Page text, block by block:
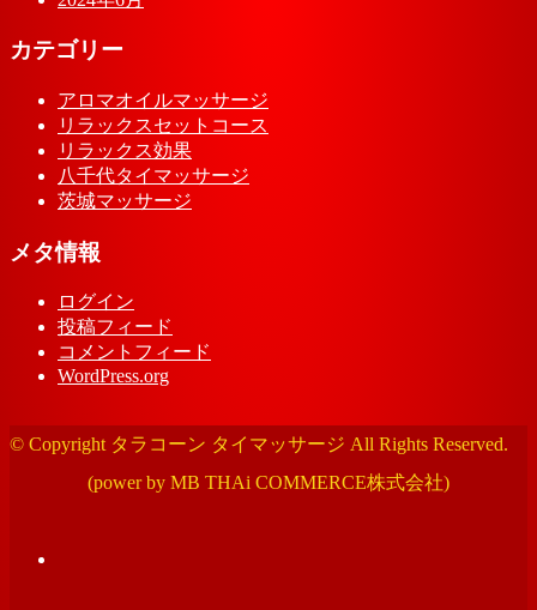
カテゴリー
アロマオイルマッサージ
リラックスセットコース
リラックス効果
八千代タイマッサージ
茨城マッサージ
メタ情報
ログイン
投稿フィード
コメントフィード
WordPress.org
© Copyright タラコーン タイマッサージ All Rights Reserved.
(power by MB THAi COMMERCE株式会社)